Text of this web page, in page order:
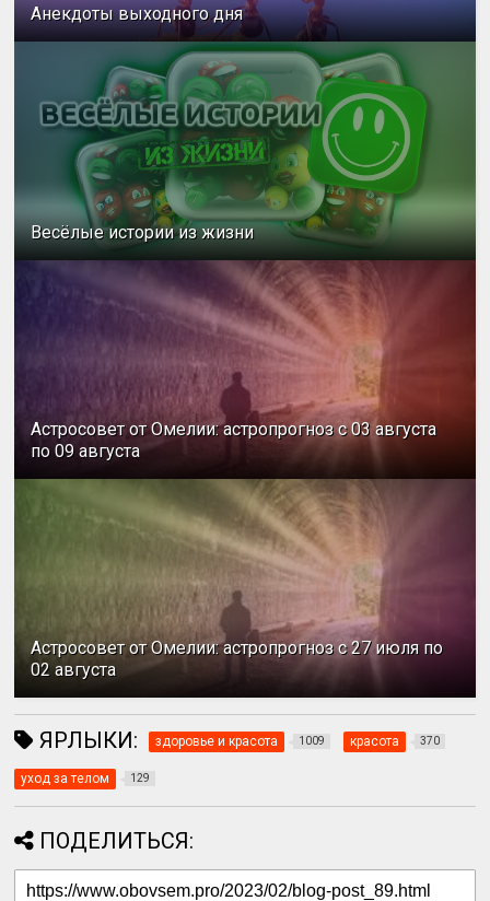
Анекдоты выходного дня
Весёлые истории из жизни
Астросовет от Омелии: астропрогноз с 03 августа
по 09 августа
Астросовет от Омелии: астропрогноз с 27 июля по
02 августа
ЯРЛЫКИ: здоровье и красота 1009 красота 370
уход за телом 129
ПОДЕЛИТЬСЯ: